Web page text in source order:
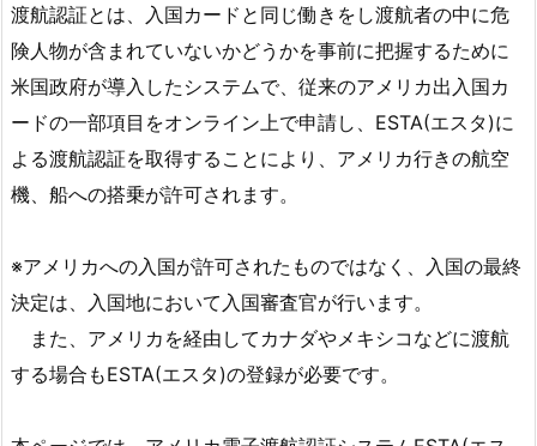
渡航認証とは、入国カードと同じ働きをし渡航者の中に危
険人物が含まれていないかどうかを事前に把握するために
米国政府が導入したシステムで、従来のアメリカ出入国カ
ードの一部項目をオンライン上で申請し、ESTA(エスタ)に
よる渡航認証を取得することにより、アメリカ行きの航空
機、船への搭乗が許可されます。
※アメリカへの入国が許可されたものではなく、入国の最終
決定は、入国地において入国審査官が行います。
また、アメリカを経由してカナダやメキシコなどに渡航
する場合もESTA(エスタ)の登録が必要です。